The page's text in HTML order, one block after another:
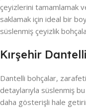
çeyizlerini tamamlamak
saklamak için ideal bir
süslenmiş çeyizlik
Kırşehir
Dantelli bohçalar,
detaylarıyla süslenmiş
daha gösterişli hale